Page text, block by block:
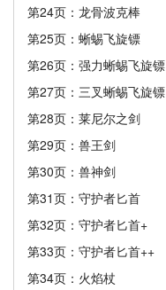
第24页：龙骨波克棒
第25页：蜥蜴飞旋镖
第26页：强力蜥蜴飞旋镖
第27页：三叉蜥蜴飞旋镖
第28页：莱尼尔之剑
第29页：兽王剑
第30页：兽神剑
第31页：守护者匕首
第32页：守护者匕首+
第33页：守护者匕首++
第34页：火焰杖